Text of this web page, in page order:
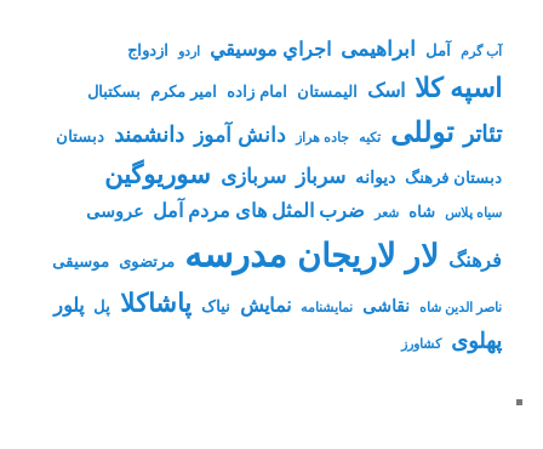
آب گرم آمل ابراهیمی اجراي موسيقي اردو ازدواج
اسپه کلا اسک الیمستان امام زاده امیر مکرم بسکتبال
تئاتر توللی تکیه جاده هراز دانش آموز دانشمند دبستان
دبستان فرهنگ دیوانه سرباز سربازی سوریوگین
سیاه پلاس شاه شعر ضرب المثل های مردم آمل عروسی
فرهنگ لار لاریجان مدرسه مرتضوی موسیقی
ناصر الدین شاه نقاشی نمايشنامه نمایش نیاک پاشاکلا پل پلور
پهلوی کشاورز